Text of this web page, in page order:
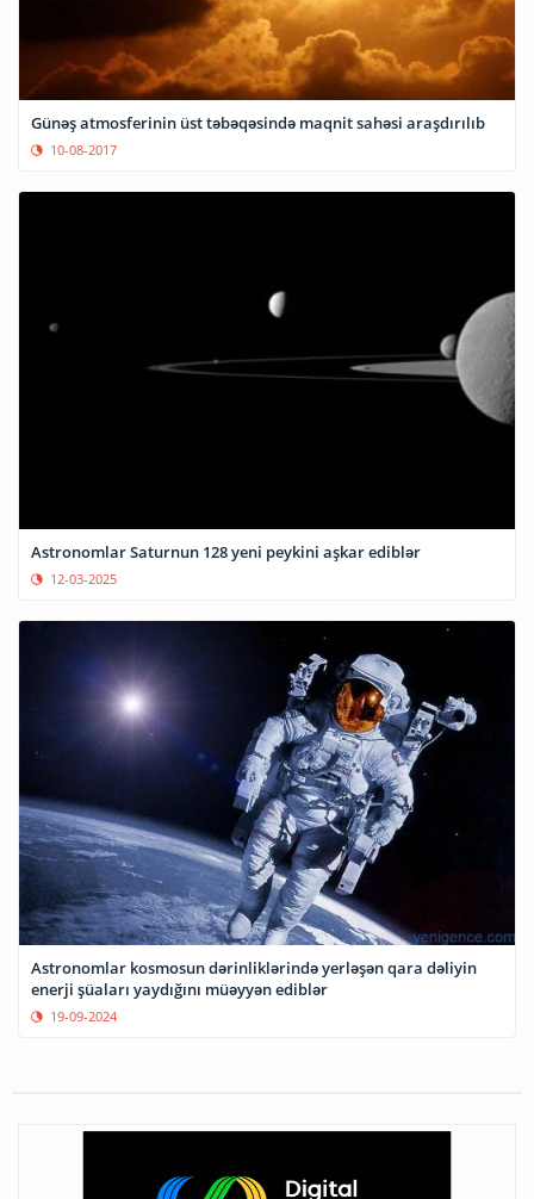
Günəş atmosferinin üst təbəqəsində maqnit sahəsi araşdırılıb
10-08-2017
Astronomlar Saturnun 128 yeni peykini aşkar ediblər
12-03-2025
Astronomlar kosmosun dərinliklərində yerləşən qara dəliyin
enerji şüaları yaydığını müəyyən ediblər
19-09-2024